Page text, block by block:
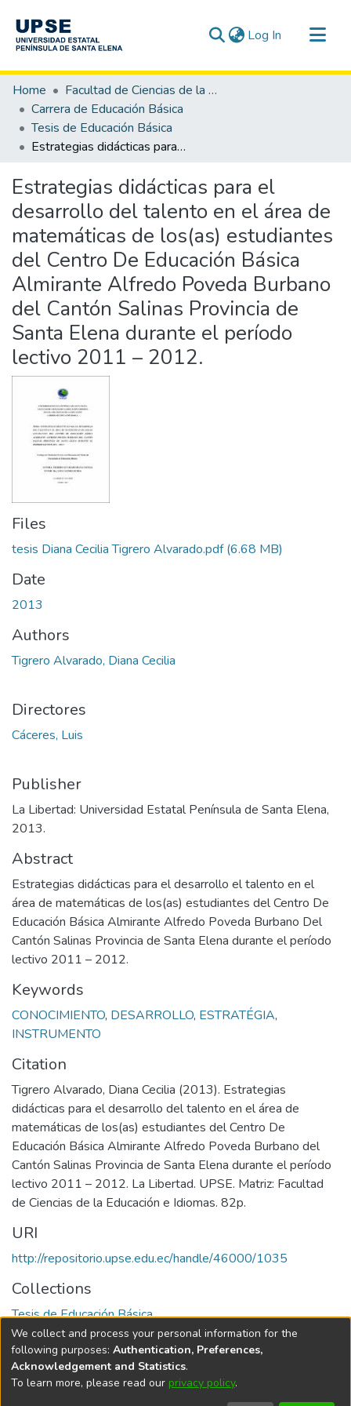
Log In (current)
Communities & Collections
All of DSpace
Statistics
Home
Facultad de Ciencias de la Educación e Idiomas
Carrera de Educación Básica
Tesis de Educación Básica
Estrategias didácticas para el desarrollo del talento en el área de matemáticas de los(as) estudiantes del Centro De Educación Básica Almirante Alfredo Poveda Burbano del Cantón Salinas Provincia de Santa Elena durante el período lectivo 2011 – 2012.
Estrategias didácticas para el
desarrollo del talento en el área de
matemáticas de los(as) estudiantes
del Centro De Educación Básica
Almirante Alfredo Poveda Burbano
del Cantón Salinas Provincia de
Santa Elena durante el período
lectivo 2011 – 2012.
Files
tesis Diana Cecilia Tigrero Alvarado.pdf(6.68 MB)
Date
2013
Authors
Tigrero Alvarado, Diana Cecilia
Directores
Cáceres, Luis
Publisher
La Libertad: Universidad Estatal Península de Santa Elena,
2013.
Abstract
Estrategias didácticas para el desarrollo el talento en el
área de matemáticas de los(as) estudiantes del Centro De
Educación Básica Almirante Alfredo Poveda Burbano Del
Cantón Salinas Provincia de Santa Elena durante el período
lectivo 2011 – 2012.
Keywords
CONOCIMIENTO, DESARROLLO, ESTRATÉGIA,
INSTRUMENTO
Citation
Tigrero Alvarado, Diana Cecilia (2013). Estrategias
didácticas para el desarrollo del talento en el área de
matemáticas de los(as) estudiantes del Centro De
Educación Básica Almirante Alfredo Poveda Burbano del
Cantón Salinas Provincia de Santa Elena durante el período
lectivo 2011 – 2012. La Libertad. UPSE. Matriz: Facultad
de Ciencias de la Educación e Idiomas. 82p.
URI
http://repositorio.upse.edu.ec/handle/46000/1035
Collections
Tesis de Educación Básica
Full item page
DSpace softwarecopyright © 2002-2026
We collect and process your personal information for the
following purposes: Authentication, Preferences,
Acknowledgement and Statistics.
To learn more, please read our privacy policy.